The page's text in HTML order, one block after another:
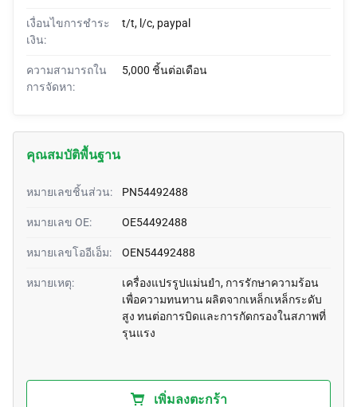
เงื่อนไขการชำระ
เงิน:
t/t, l/c, paypal
ความสามารถใน
การจัดหา:
5,000 ชิ้นต่อเดือน
คุณสมบัติพื้นฐาน
หมายเลขชิ้นส่วน: PN54492488
หมายเลข OE: OE54492488
หมายเลขโออีเอ็ม: OEN54492488
หมายเหตุ:
เครื่องแปรรูปแม่นยํา, การรักษาความร้อน
เพื่อความทนทาน ผลิตจากเหล็กเหล็กระดับ
สูง ทนต่อการบิดและการกัดกรองในสภาพที่
รุนแรง
เพิ่มลงตะกร้า